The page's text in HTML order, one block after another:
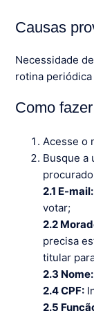
Causas
Necessidade
rotina
Como
Acesse o
Busque a
2.1 E-mail:
votar;
2.2
precisa
titular
2.3 Nome:
2.4 CPF:
2.5